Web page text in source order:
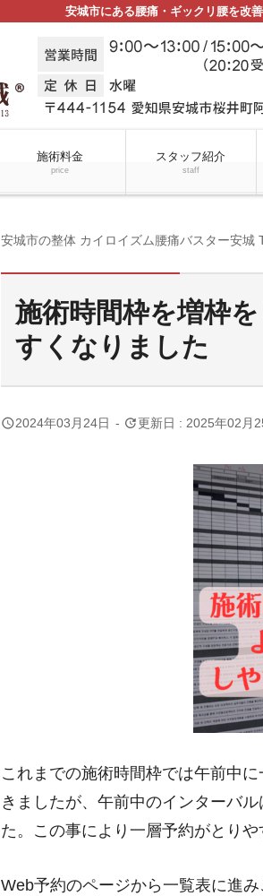
安城市にある腰痛・ギックリ腰を改
施術料金
price
スタッフ紹介
staff
安城市の整体 カイロイズム腰痛バスター安城
施術時間枠を増枠
すくなりました
query_builder2024年03月24日 - update更新日 : 2025年02月
これまでの施術時間枠では午前中
きましたが、午前中のインターバ
た。この事により一層予約がとりや
Web予約のページから一覧表に進